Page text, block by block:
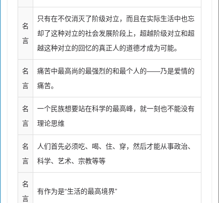
名
言
只有在不仅消灭了阶级对立，而且在实际生活中也忘
却了这种对立的社会发展阶段上，超越阶级对立和超
越这种对立的回忆的真正人的道德才成为可能。
名
言
痛苦中最高尚的最强烈的和最个人的——乃是爱情的
痛苦。
名
言
一个民族想要站在科学的最高峰，就一刻也不能没有
理论思维
名
言
人们首先必须吃、喝、住、穿，然后才能从事政治、
科学、艺术、宗教等等
名
言
有作为是“生活的最高境界”